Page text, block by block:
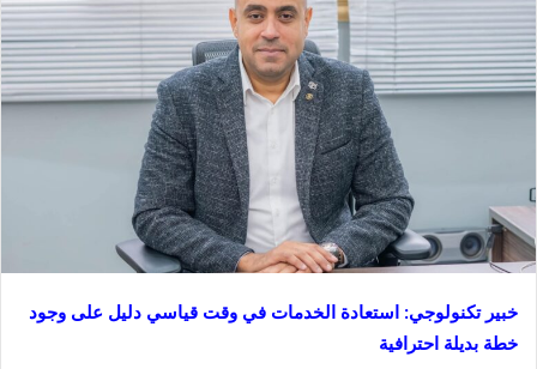
خبير تكنولوجي: استعادة الخدمات في وقت قياسي دليل على وجود
خطة بديلة احترافية